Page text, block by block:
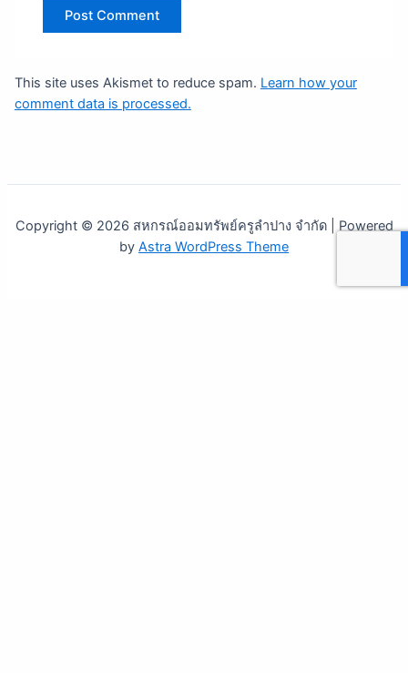
This site uses Akismet to reduce spam. Learn how your
comment data is processed.
Copyright © 2026 สหกรณ์ออมทรัพย์ครูลำปาง จำกัด | Powered
by Astra WordPress Theme